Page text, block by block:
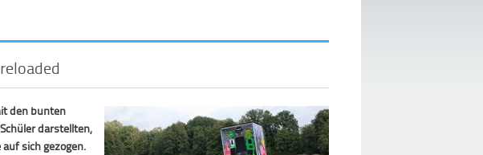
den bunten
darstellten,
sich gezogen.